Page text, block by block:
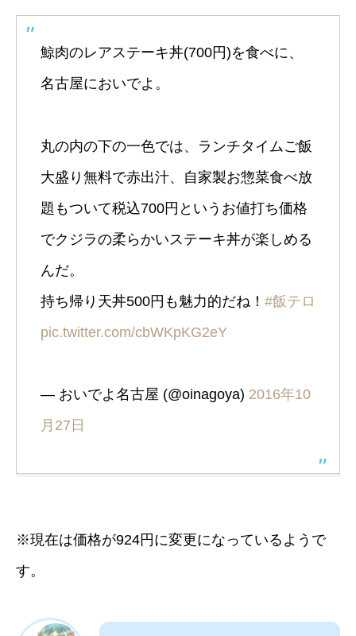
鯨肉のレアステーキ丼(700円)を食べに、
名古屋においでよ。
丸の内の下の一色では、ランチタイムご飯
大盛り無料で赤出汁、自家製お惣菜食べ放
題もついて税込700円というお値打ち価格
でクジラの柔らかいステーキ丼が楽しめる
んだ。
持ち帰り天丼500円も魅力的だね！ #飯テロ
pic.twitter.com/cbWKpKG2eY
— おいでよ名古屋 (@oinagoya) 2016年10
月27日
※現在は価格が924円に変更になっているようで
す。